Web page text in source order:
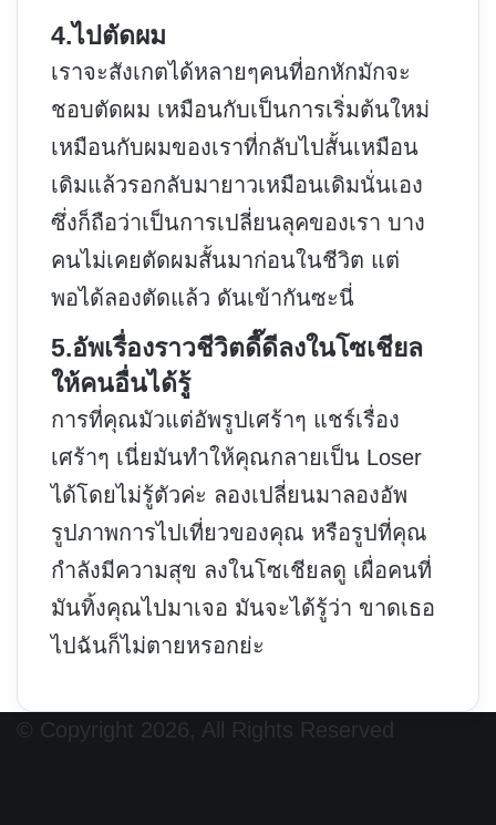
4.ไปตัดผม
เราจะสังเกตได้หลายๆคนที่อกหักมักจะ
ชอบตัดผม เหมือนกับเป็นการเริ่มต้นใหม่
เหมือนกับผมของเราที่กลับไปสั้นเหมือน
เดิมแล้วรอกลับมายาวเหมือนเดิมนั่นเอง
ซึ่งก็ถือว่าเป็นการเปลี่ยนลุคของเรา บาง
คนไม่เคยตัดผมสั้นมาก่อนในชีวิต แต่
พอได้ลองตัดแล้ว ดันเข้ากันซะนี่
5.อัพเรื่องราวชีวิตดี๊ดีลงในโซเชียล
ให้คนอื่นได้รู้
การที่คุณมัวแต่อัพรูปเศร้าๆ แชร์เรื่อง
เศร้าๆ เนี่ยมันทำให้คุณกลายเป็น Loser
ได้โดยไม่รู้ตัวค่ะ ลองเปลี่ยนมาลองอัพ
รูปภาพการไปเที่ยวของคุณ หรือรูปที่คุณ
กำลังมีความสุข ลงในโซเชียลดู เผื่อคนที่
มันทิ้งคุณไปมาเจอ มันจะได้รู้ว่า ขาดเธอ
ไปฉันก็ไม่ตายหรอกย่ะ
© Copyright 2026, All Rights Reserved